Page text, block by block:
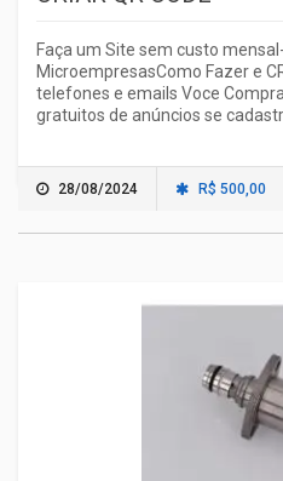
Faça um Site sem custo
MicroempresasComo Fazer e
telefones e emails Voce
gratuitos de anúncios se
28/08/2024 R$ 500,00